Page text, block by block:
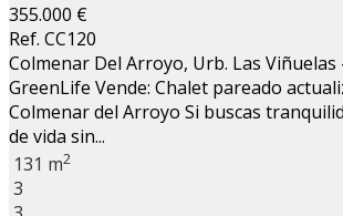
355.000 €
Ref. CC120
Colmenar Del Arroyo, Urb. Las Viñuelas
GreenLife Vende: Chalet pareado
Colmenar del Arroyo Si buscas
de vida sin...
131 m2
3